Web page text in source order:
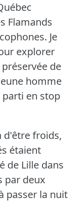
Flamands
Je
explorer
de
homme
parti en stop
d'être froids,
étaient
de Lille dans
par deux
passer la nuit